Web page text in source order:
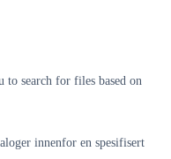
search for files based on
innenfor en spesifisert